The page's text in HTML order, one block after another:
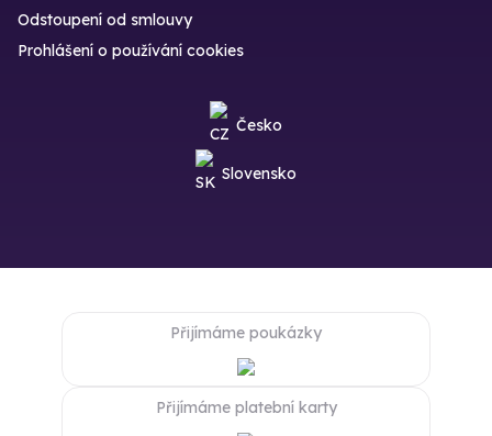
Odstoupení od smlouvy
Prohlášení o používání cookies
Česko
Slovensko
Přijímáme poukázky
Přijímáme platební karty